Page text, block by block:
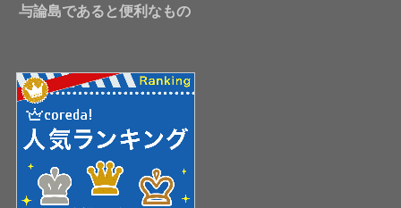
与論島であると便利なもの